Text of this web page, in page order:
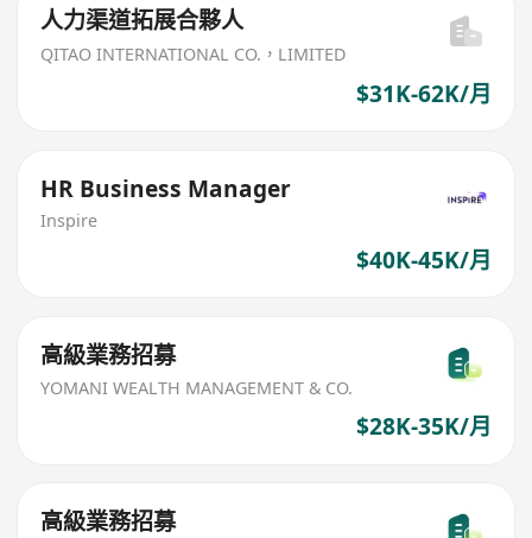
人力渠道拓展合夥人
QITAO INTERNATIONAL CO.，LIMITED
$31K-62K/月
HR Business Manager
Inspire
$40K-45K/月
高級業務招募
YOMANI WEALTH MANAGEMENT & CO.
$28K-35K/月
高級業務招募